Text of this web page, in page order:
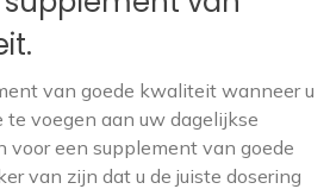
van goede kwaliteit wanneer u
voegen aan uw dagelijkse
voor een supplement van goede
van zijn dat u de juiste dosering